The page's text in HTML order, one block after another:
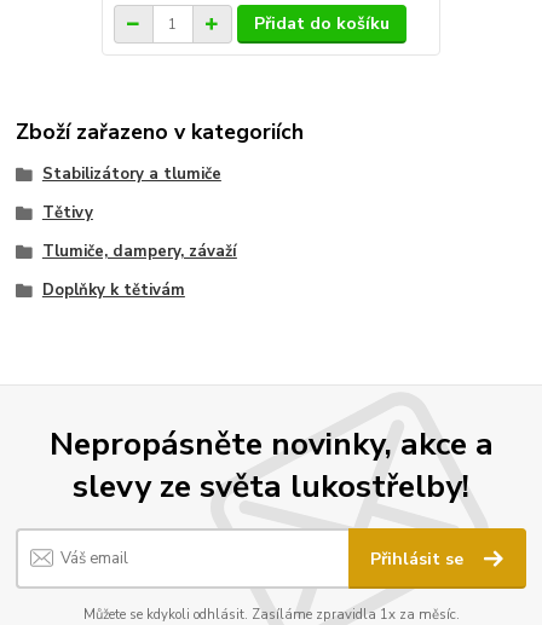
Přidat do košíku
Zboží zařazeno v kategoriích
Stabilizátory a tlumiče
Tětivy
Tlumiče, dampery, závaží
Doplňky k tětivám
Nepropásněte novinky, akce a
slevy ze světa lukostřelby!
Přihlásit se
Můžete se kdykoli odhlásit. Zasíláme zpravidla 1x za měsíc.